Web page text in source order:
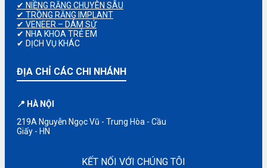
✔ NIỀNG RĂNG CHUYÊN SÂU
✔ TRỒNG RĂNG IMPLANT
✔ VENEER – DÁM SỨ
✔ NHA KHOA TRẺ EM
✔ DỊCH VỤ KHÁC
ĐỊA CHỈ CÁC CHI NHÁNH
📍 HÀ NỘI
219A Nguyễn Ngọc Vũ - Trung Hòa - Cầu
Giấy - HN
KẾT NỐI VỚI CHÚNG TÔI